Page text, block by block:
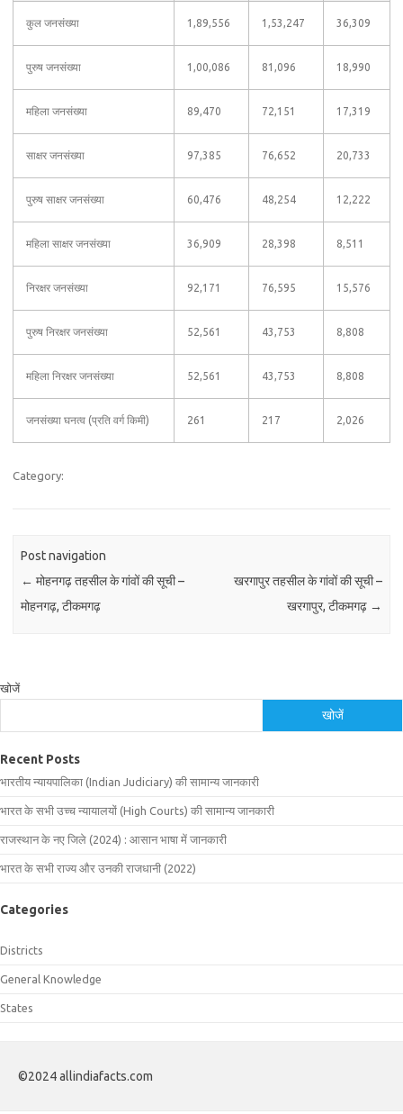
कुल जनसंख्या 1,89,556 1,53,247 36,309
पुरुष जनसंख्या 1,00,086 81,096 18,990
महिला जनसंख्या 89,470 72,151 17,319
साक्षर जनसंख्या 97,385 76,652 20,733
पुरुष साक्षर जनसंख्या 60,476 48,254 12,222
महिला साक्षर जनसंख्या 36,909 28,398 8,511
निरक्षर जनसंख्या 92,171 76,595 15,576
पुरुष निरक्षर जनसंख्या 52,561 43,753 8,808
महिला निरक्षर जनसंख्या 52,561 43,753 8,808
जनसंख्या घनत्व (प्रति वर्ग किमी) 261 217 2,026
Category:
Post navigation
← मोहनगढ़ तहसील के गांवों की सूची –
मोहनगढ़, टीकमगढ़
खरगापुर तहसील के गांवों की सूची –
खरगापुर, टीकमगढ़ →
खोजें
खोजें
Recent Posts
भारतीय न्यायपालिका (Indian Judiciary) की सामान्य जानकारी
भारत के सभी उच्च न्यायालयों (High Courts) की सामान्य जानकारी
राजस्थान के नए जिले (2024) : आसान भाषा में जानकारी
भारत के सभी राज्य और उनकी राजधानी (2022)
Categories
Districts
General Knowledge
States
©2024 allindiafacts.com